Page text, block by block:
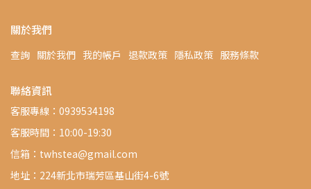
關於我們
查詢 關於我們 我的帳戶 退款政策 隱私政策 服務條款
聯絡資訊
客服專線：0939534198
客服時間：10:00-19:30
信箱：twhstea@gmail.com
地址：224新北市瑞芳區基山街4-6號